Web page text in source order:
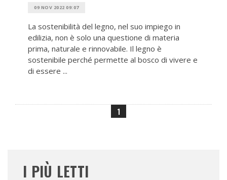
09 NOV 2022 09:07
La sostenibilità del legno, nel suo impiego in
edilizia, non è solo una questione di materia
prima, naturale e rinnovabile. Il legno è
sostenibile perché permette al bosco di vivere e
di essere ...
1
I PIÙ LETTI